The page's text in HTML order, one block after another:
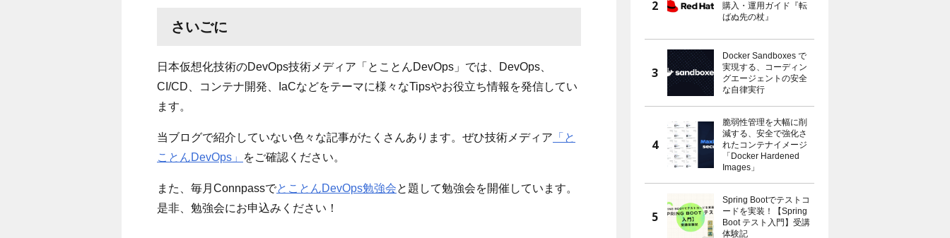
さいごに
日本仮想化技術のDevOps技術メディア「とことんDevOps 」では、 DevOps
CI/CD 、コンテナ開発、 IaCなどをテーマに様々なTipsやお役立ち情報を発信してい
ます。
当ブログで紹介していない色々な記事がたくさんあります。ぜひ技術メディア 「と
ことんDevOps」
をご確認ください。
また、毎月ConnpassでとことんDevOps勉強会と題して勉強会を開催しています。
是非、勉強会にお申込みください！
購入・運用ガイド『転
ばぬ先の杖』
Docker Sandboxes で
実現する、コーディン
グエージェントの安全
な自律実行
脆弱性管理を大幅に削
減する、安全で強化さ
れたコンテナイメージ
「Docker Hardened
Images」
Spring Bootでテストコ
ードを実装！【Spring
Boot テスト入門】受講
体験記